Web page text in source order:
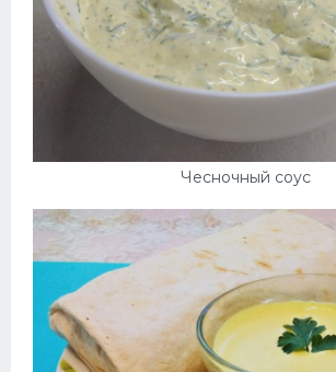
Чесночный соус